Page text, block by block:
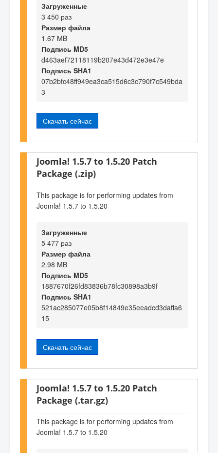
Загруженные
3 450 раз
Размер файла
1.67 MB
Подпись MD5
d463aef72118119b207e43d472e3e47e
Подпись SHA1
07b2bfc48ff949ea3ca515d6c3c790f7c549bda
3
Скачать сейчас
Joomla! 1.5.7 to 1.5.20 Patch
Package (.zip)
This package is for performing updates from
Joomla! 1.5.7 to 1.5.20
Загруженные
5 477 раз
Размер файла
2.98 MB
Подпись MD5
1887670f26fd83836b78fc30898a3b9f
Подпись SHA1
521ac285077e05b8f14849e35eeadcd3daffa6
15
Скачать сейчас
Joomla! 1.5.7 to 1.5.20 Patch
Package (.tar.gz)
This package is for performing updates from
Joomla! 1.5.7 to 1.5.20